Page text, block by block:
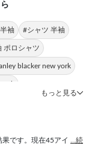
袖 #シャツ 半袖
ポロシャツ
blacker new york
blacker new york
もっと見る
です。現在45アイ
...続